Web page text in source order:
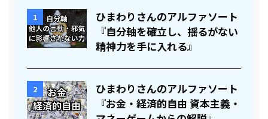
1
ひまわりさんのアルファソート
『自分軸を確立し、揺るがない
精神力を手に入れる』
2
ひまわりさんのアルファソート
『お金・経済的自由 資本主義・